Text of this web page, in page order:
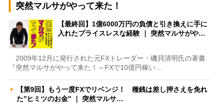
突然マルサがやって来た！
【最終回】1億6000万円の負債と引き換えに手に
入れたプライスレスな経験 ｜ 突然マルサがや…
2009年12月に発行された元FXトレーダー・磯貝清明氏の著書
『突然マルサがやって来た！～FXで10億円稼い…
【第9回】もう一度FXでリベンジ！ 種銭は差し押さえを免れ
た”ヒミツのお金” ｜ 突然マルサ…